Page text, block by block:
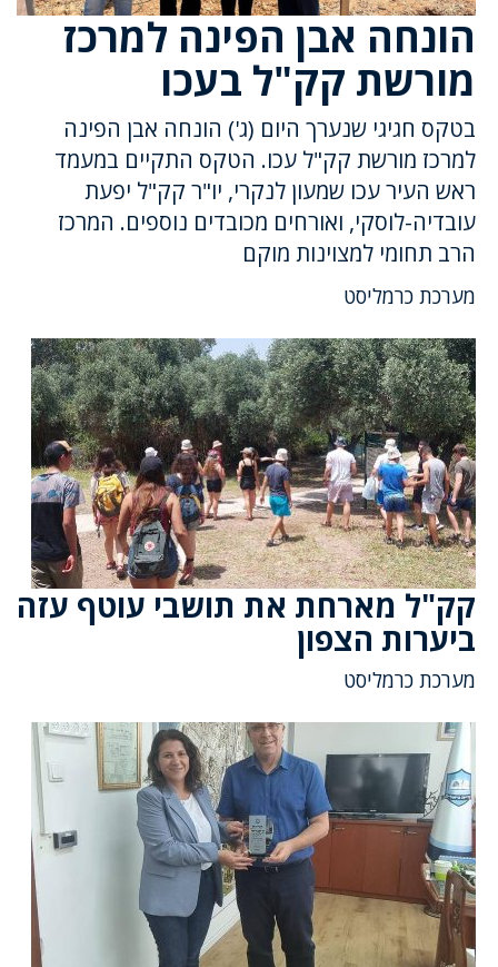
הונחה אבן הפינה למרכז
מורשת קק"ל בעכו
בטקס חגיגי שנערך היום (ג') הונחה אבן הפינה
למרכז מורשת קק"ל עכו. הטקס התקיים במעמד
ראש העיר עכו שמעון לנקרי, יו"ר קק"ל יפעת
עובדיה-לוסקי, ואורחים מכובדים נוספים. המרכז
הרב תחומי למצוינות מוקם
מערכת כרמליסט
קק"ל מארחת את תושבי עוטף עזה
ביערות הצפון
מערכת כרמליסט